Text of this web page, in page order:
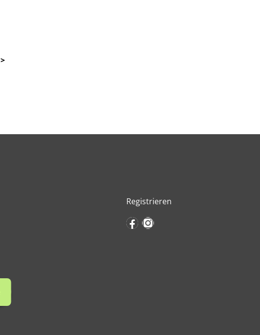
>
Registrieren